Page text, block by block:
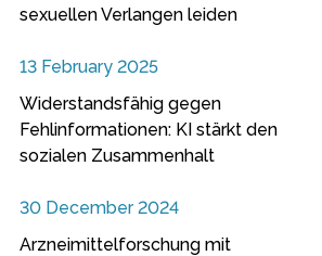
sexuellen Verlangen leiden
13 February 2025
Widerstandsfähig gegen
Fehlinformationen: KI stärkt den
sozialen Zusammenhalt
30 December 2024
Arzneimittelforschung mit